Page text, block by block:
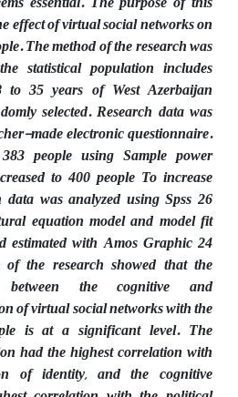
effect of virtual social networks on
The method of the research was
statistical population includes
to 35 years of West Azerbaijan
selected. Research data was
made electronic questionnaire.
people using Sample power
to 400 people To increase
was analyzed using Spss 26
equation model and model fit
estimated with Amos Graphic 24
the research showed that the
between the cognitive and
of virtual social networks with the
is at a significant level. The
had the highest correlation with
of identity, and the cognitive